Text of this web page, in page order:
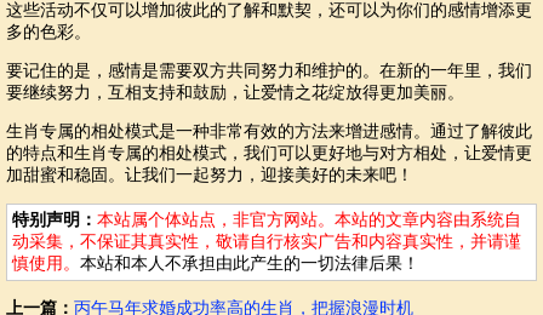
这些活动不仅可以增加彼此的了解和默契，还可以为你们的感情增添更
多的色彩。
要记住的是，感情是需要双方共同努力和维护的。在新的一年里，我们
要继续努力，互相支持和鼓励，让爱情之花绽放得更加美丽。
生肖专属的相处模式是一种非常有效的方法来增进感情。通过了解彼此
的特点和生肖专属的相处模式，我们可以更好地与对方相处，让爱情更
加甜蜜和稳固。让我们一起努力，迎接美好的未来吧！
特别声明： 本站属个体站点，非官方网站。本站的文章内容由系统自
动采集，不保证其真实性，敬请自行核实广告和内容真实性，并请谨
慎使用。 本站和本人不承担由此产生的一切法律后果！
上一篇： 丙午马年求婚成功率高的生肖，把握浪漫时机